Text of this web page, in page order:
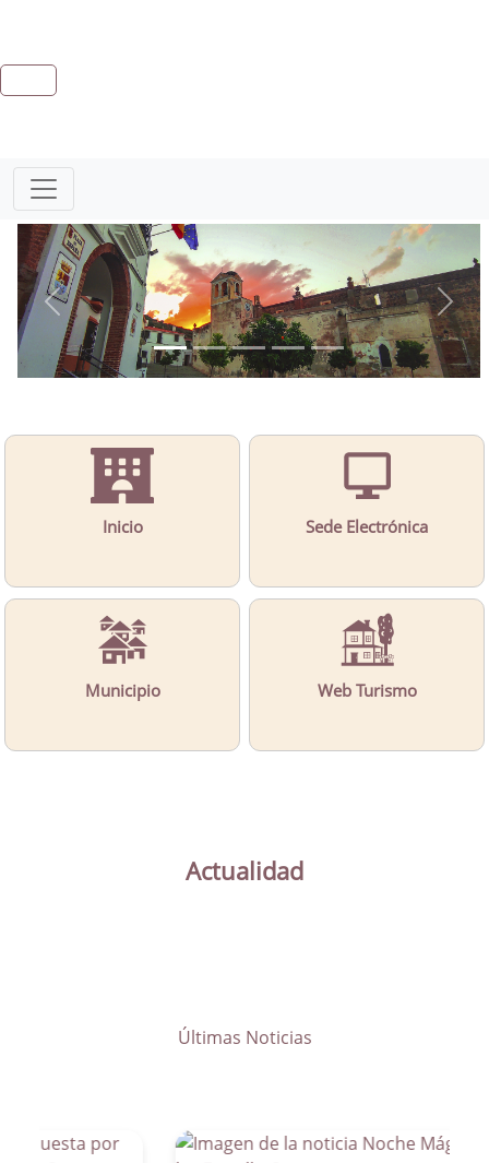
Inicio Sede Electrónica
Municipio Web Turismo
Actualidad
Últimas Noticias